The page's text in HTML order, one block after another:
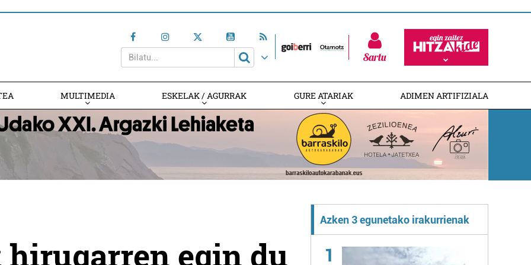
Sartu
MULTIMEDIA ESKELAK / AGURRAK GURE ATARIAK ADIMEN ARTIFIZIALA
egin du
Azken 3 egunetako irakurrienak
1